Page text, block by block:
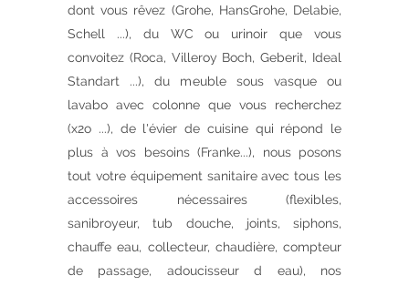
dont vous rêvez (Grohe, HansGrohe, Delabie,
Schell ...), du WC ou urinoir que vous
convoitez (Roca, Villeroy Boch, Geberit, Ideal
Standart ...), du meuble sous vasque ou
lavabo avec colonne que vous recherchez
(x2o ...), de l'évier de cuisine qui répond le
plus à vos besoins (Franke...), nous posons
tout votre équipement sanitaire avec tous les
accessoires nécessaires (flexibles,
sanibroyeur, tub douche, joints, siphons,
chauffe eau, collecteur, chaudière, compteur
de passage, adoucisseur d eau), nos